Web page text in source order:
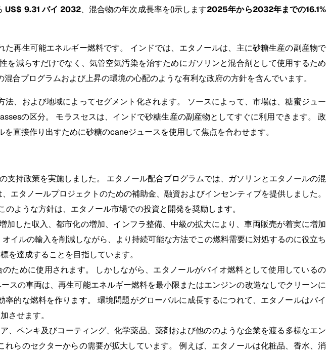
US$ 9.31 バイ 2032、混合物の年次成長率を()示します2025年から2032年までの16.1%
再生可能エネルギー燃料です。 インドでは、エタノールは、主に砂糖生産の副産物で
減らすだけでなく、気管空気汚染を治すためにガソリンと混合剤として使用するため
合プログラムおよび上昇の環境の心配のような有利な政府の方針を含んでいます。
、および地域によってセグメント化されます。 ソースによって、市場は、糖蜜ジュー
の区分。 モラスセスは、インドで砂糖生産の副産物としてすぐに利用できます。 政
直接作り出すために砂糖のcaneジュースを使用して焦点を合わせます。
持政策を実施しました。 エタノール配合プログラムでは、ガソリンとエタノールの混
タノールプロジェクトのための補助金、融資およびインセンティブを提供しました。
ような方針は、エタノール市場での投資と開発を奨励します。
した収入、都市化の増加、インフラ整備、中級の拡大により、車両販売が着実に増加
イルの輸入を削減しながら、より持続可能な方法でこの燃料需要に対処するのに役立ち
を達成することを目指しています。
ために使用されます。 しかしながら、エタノールがバイオ燃料として使用しているの
スの車両は、再生可能エネルギー燃料を最小限またはエンジンの改造なしでクリーンに
的な燃料を作ります。 環境問題がグローバルに成長するにつれて、エタノールはバイ
させます。
、ペンキ及びコーティング、化学薬品、薬剤および他ののような企業を渡る多様なエン
らのセクターからの需要が拡大しています。 例えば、エタノールは化粧品、香水、消